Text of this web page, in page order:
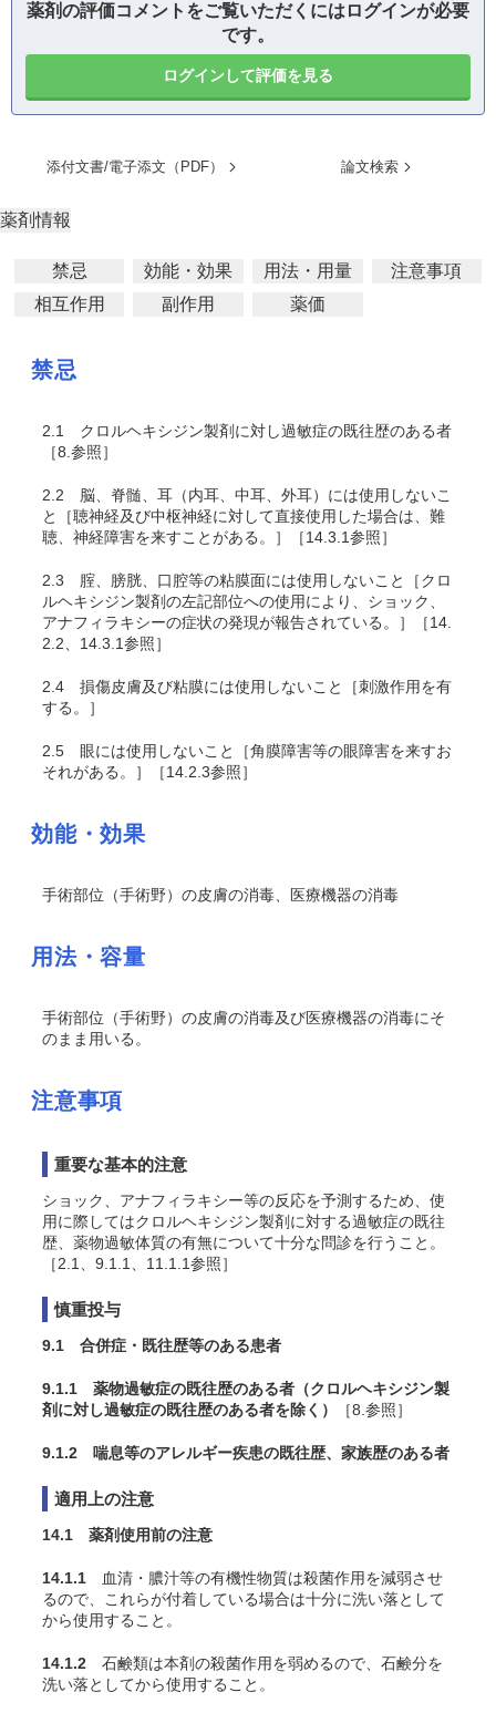
薬剤の評価コメントをご覧いただくにはログインが必要
です。
ログインして評価を見る
添付文書/電子添文（PDF） 論文検索
薬剤情報
禁忌 効能・効果 用法・用量
注意事項
相互作用
副作用 薬価
禁忌
2.1
クロルヘキシジン製剤に対し過敏症の既往歴のある者
［8.参照］
2.2 脳、脊髄、耳（内耳、中耳、外耳）には使用しないこ
と［聴神経及び中枢神経に対して直接使用した場合は、難
聴、神経障害を来すことがある。］［14.3.1参照］
2.3 腟、膀胱、口腔等の粘膜面には使用しないこと［クロ
ルヘキシジン製剤の左記部位への使用により、ショック、
アナフィラキシーの症状の発現が報告されている。］［14.
2.2、14.3.1参照］
2.4 損傷皮膚及び粘膜には使用しないこと［刺激作用を有
する。］
2.5 眼には使用しないこと［角膜障害等の眼障害を来すお
それがある。］［14.2.3参照］
効能・効果
手術部位（手術野）の皮膚の消毒、医療機器の消毒
用法・容量
手術部位（手術野）の皮膚の消毒及び医療機器の消毒にそ
のまま用いる。
注意事項
重要な基本的注意
ショック、アナフィラキシー等の反応を予測するため、使
用に際してはクロルヘキシジン製剤に対する過敏症の既往
歴、薬物過敏体質の有無について十分な問診を行うこと。
［2.1、9.1.1、11.1.1参照］
慎重投与
9.1 合併症・既往歴等のある患者
9.1.1 薬物過敏症の既往歴のある者（クロルヘキシジン製
剤に対し過敏症の既往歴のある者を除く）
［8.参照］
9.1.2 喘息等のアレルギー疾患の既往歴、家族歴のある者
適用上の注意
14.1 薬剤使用前の注意
14.1.1 血清・膿汁等の有機性物質は殺菌作用を減弱させ
るので、これらが付着している場合は十分に洗い落として
から使用すること。
14.1.2 石鹸類は本剤の殺菌作用を弱めるので、石鹸分を
洗い落としてから使用すること。